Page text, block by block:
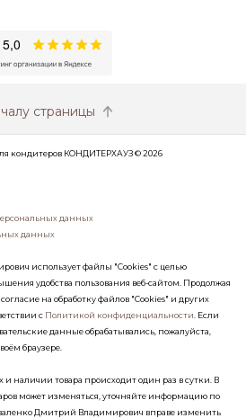
страницы
кондитеров КОНДИТЕРХАУЗ © 2026
данных
данных
использует файлы "Cookies" с целью
удобства пользования веб-сайтом. Продолжая
на обработку файлов "Cookies" и других
с Политикой конфиденциальности . Если
данные обрабатывались, пожалуйста,
браузере.
наличии товара происходит один раз в сутки. В
может изменяться, уточняйте информацию по
Дмитрий Владимирович вправе изменить